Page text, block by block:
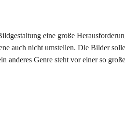
eine große
auch nicht umstellen. Die Bilder
Genre steht vor einer so